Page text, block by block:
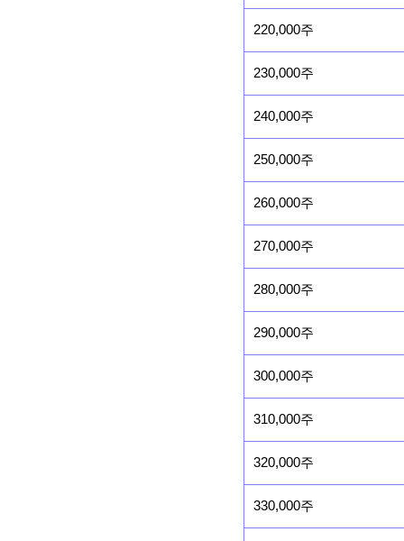
220,000주
230,000주
240,000주
250,000주
260,000주
270,000주
280,000주
290,000주
300,000주
310,000주
320,000주
330,000주